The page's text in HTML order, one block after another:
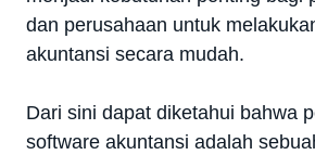
dan perusahaan untuk
akuntansi secara mudah.
Dari sini dapat diketahui bahwa
software akuntansi adalah